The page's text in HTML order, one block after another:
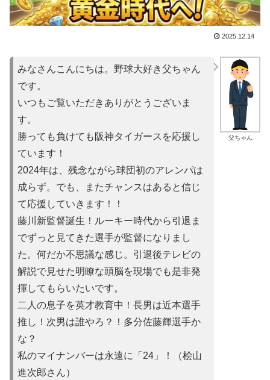
2025.12.14
父ちゃん
みなさんこんにちは。野球大好き父ちゃん
です。
いつもご覧いただきありがとうございま
す。
勝っても負けても阪神タイガースを応援し
ています！
2024年は、残念ながら球団初のアレンパは
成らず。でも、またチャンスはあると信じ
て応援していきます！！
藤川新監督誕生！ルーキー時代から引退ま
でずっと見てきた選手が監督になりまし
た。何だか不思議な感じ。引退後テレビの
解説で見せた明瞭な頭脳を現場でも是非発
揮してもらいたいです。
二人の息子を英才教育中！長男は近本選手
推し！次男は誰やろ？！多分佐藤輝選手か
な？
私のマイナンバーは永遠に「24」！（桧山
進次郎さん）